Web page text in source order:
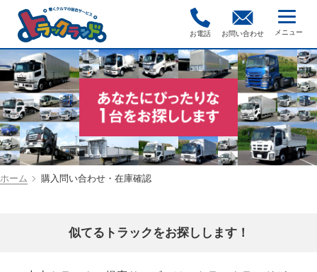
お電話 お問い合わせ
ホーム 購入問い合わせ・在庫確認
似てるトラックをお探しします！